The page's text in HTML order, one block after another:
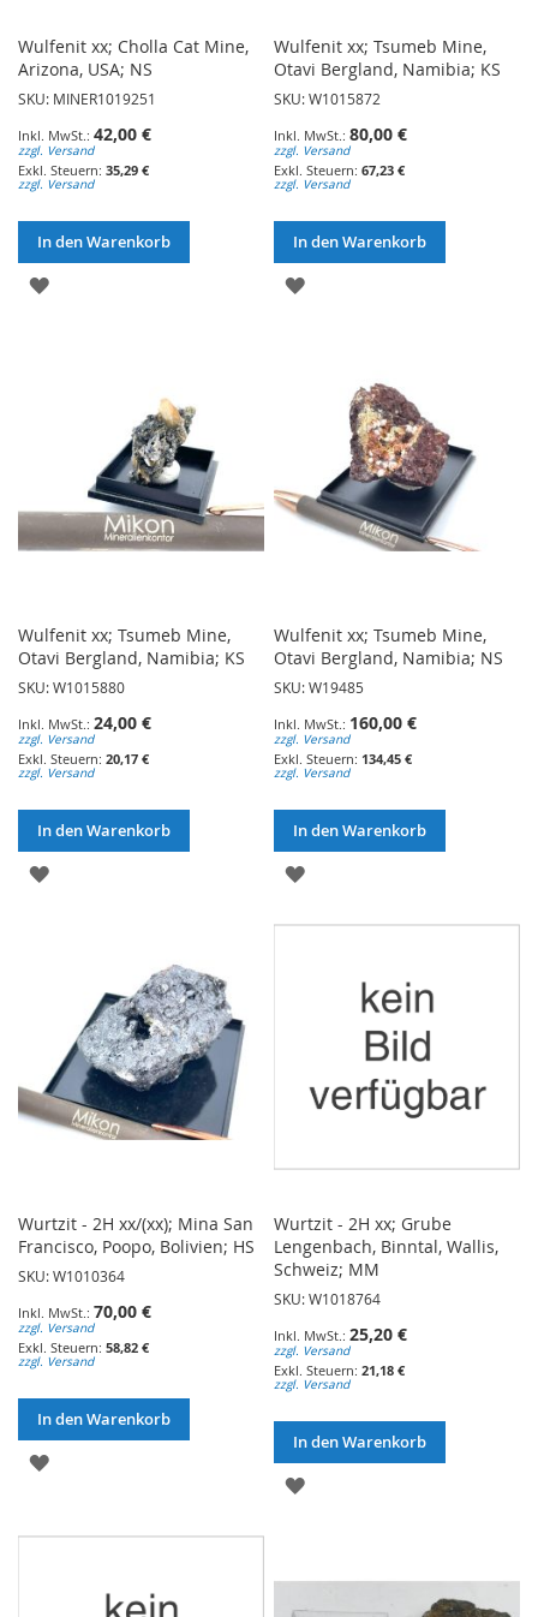
Wulfenit xx; Cholla Cat Mine,
Arizona, USA; NS
SKU: MINER1019251
42,00 €
zzgl. Versand
35,29 €
zzgl. Versand
In den Warenkorb
ZUR
Wulfenit xx; Tsumeb Mine,
Otavi Bergland, Namibia; KS
SKU: W1015872
80,00 €
zzgl. Versand
67,23 €
zzgl. Versand
In den Warenkorb
ZUR
Wulfenit xx; Tsumeb Mine,
Otavi Bergland, Namibia; KS
SKU: W1015880
24,00 €
zzgl. Versand
20,17 €
zzgl. Versand
In den Warenkorb
ZUR
Wulfenit xx; Tsumeb Mine,
Otavi Bergland, Namibia; NS
SKU: W19485
160,00 €
zzgl. Versand
134,45 €
zzgl. Versand
In den Warenkorb
ZUR
Wurtzit - 2H xx/(xx); Mina San
Francisco, Poopo, Bolivien; HS
SKU: W1010364
70,00 €
zzgl. Versand
58,82 €
zzgl. Versand
In den Warenkorb
ZUR
HINZUFÜGEN
Wurtzit - 2H xx; Grube
Lengenbach, Binntal, Wallis,
Schweiz; MM
SKU: W1018764
25,20 €
zzgl. Versand
21,18 €
zzgl. Versand
In den Warenkorb
ZUR